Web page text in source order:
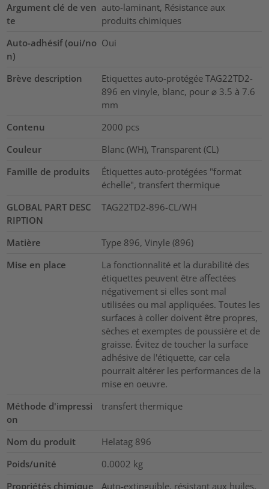
Argument clé de ven
te
auto-laminant, Résistance aux
produits chimiques
Auto-adhésif (oui/no
n)
Oui
Brève description
Etiquettes auto-protégée TAG22TD2-
896 en vinyle, blanc, pour ⌀ 3.5 à 7.6
mm
Contenu
2000 pcs
Couleur
Blanc (WH), Transparent (CL)
Famille de produits
Étiquettes auto-protégées "format
échelle", transfert thermique
GLOBAL PART DESC
RIPTION
TAG22TD2-896-CL/WH
Matière
Type 896, Vinyle (896)
Mise en place
La fonctionnalité et la durabilité des
étiquettes peuvent être affectées
négativement si elles sont mal
utilisées ou mal appliquées. Toutes les
surfaces à coller doivent être propres,
sèches et exemptes de poussière et de
graisse. Évitez de toucher la surface
adhésive de l'étiquette, car cela
pourrait altérer les performances de la
mise en oeuvre.
Méthode d'impressi
on
transfert thermique
Nom du produit
Helatag 896
Poids/unité
0.0002 kg
Propriétés chimique
Auto-extinguible, résistant aux huiles,